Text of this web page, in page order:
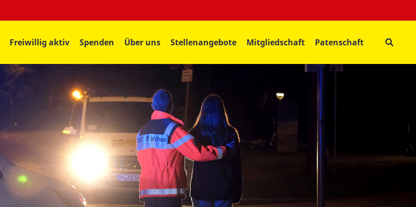
Freiwillig aktiv Spenden Über uns Stellenangebote Mitgliedschaft Patenschaft